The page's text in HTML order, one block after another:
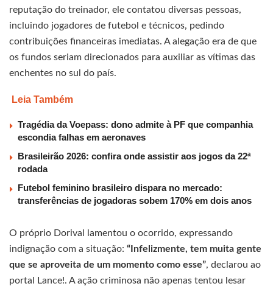
reputação do treinador, ele contatou diversas pessoas,
incluindo jogadores de futebol e técnicos, pedindo
contribuições financeiras imediatas. A alegação era de que
os fundos seriam direcionados para auxiliar as vítimas das
enchentes no sul do país.
Leia Também
Tragédia da Voepass: dono admite à PF que companhia
escondia falhas em aeronaves
Brasileirão 2026: confira onde assistir aos jogos da 22ª
rodada
Futebol feminino brasileiro dispara no mercado:
transferências de jogadoras sobem 170% em dois anos
O próprio Dorival lamentou o ocorrido, expressando
indignação com a situação: “Infelizmente, tem muita gente
que se aproveita de um momento como esse”, declarou ao
portal Lance!. A ação criminosa não apenas tentou lesar